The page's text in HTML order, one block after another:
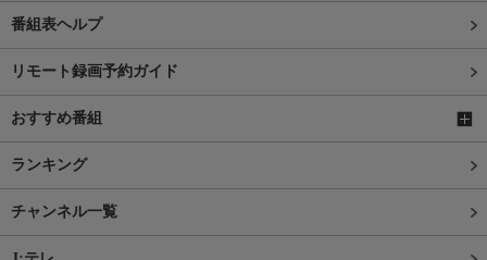
番組表ヘルプ
リモート録画予約ガイド
おすすめ番組
ランキング
チャンネル一覧